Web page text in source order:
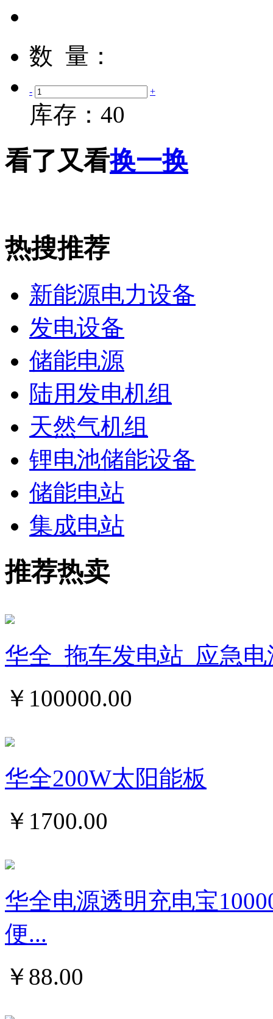
数 量：
- +
库存： 40
看了又看换一换
热搜推荐
新能源电力设备
发电设备
储能电源
陆用发电机组
天然气机组
锂电池储能设备
储能电站
集成电站
推荐热卖
华全_拖车发电站_应急
￥ 100000.00
华全200W太阳能板
￥ 1700.00
华全电源透明充电宝
便...
￥ 88.00